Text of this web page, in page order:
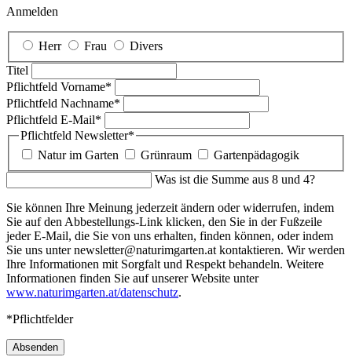
Anmelden
Herr Frau
Divers
Titel
Pflichtfeld Vorname*
Pflichtfeld Nachname*
Pflichtfeld E-Mail*
Pflichtfeld Newsletter*
Natur im Garten
Grünraum
Gartenpädagogik
Was ist die Summe aus 8 und 4?
Sie können Ihre Meinung jederzeit ändern oder widerrufen, indem
Sie auf den Abbestellungs-Link klicken, den Sie in der Fußzeile
jeder E-Mail, die Sie von uns erhalten, finden können, oder indem
Sie uns unter newsletter@naturimgarten.at kontaktieren. Wir werden
Ihre Informationen mit Sorgfalt und Respekt behandeln. Weitere
Informationen finden Sie auf unserer Website unter
www.naturimgarten.at/datenschutz.
*Pflichtfelder
Absenden